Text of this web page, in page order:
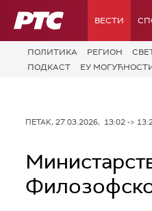
РТС ВЕСТИ
ПОЛИТИКА РЕГИОН
ПОДКАСТ
ЕУ
ПЕТАК, 27.03.2026, 13:02 ->